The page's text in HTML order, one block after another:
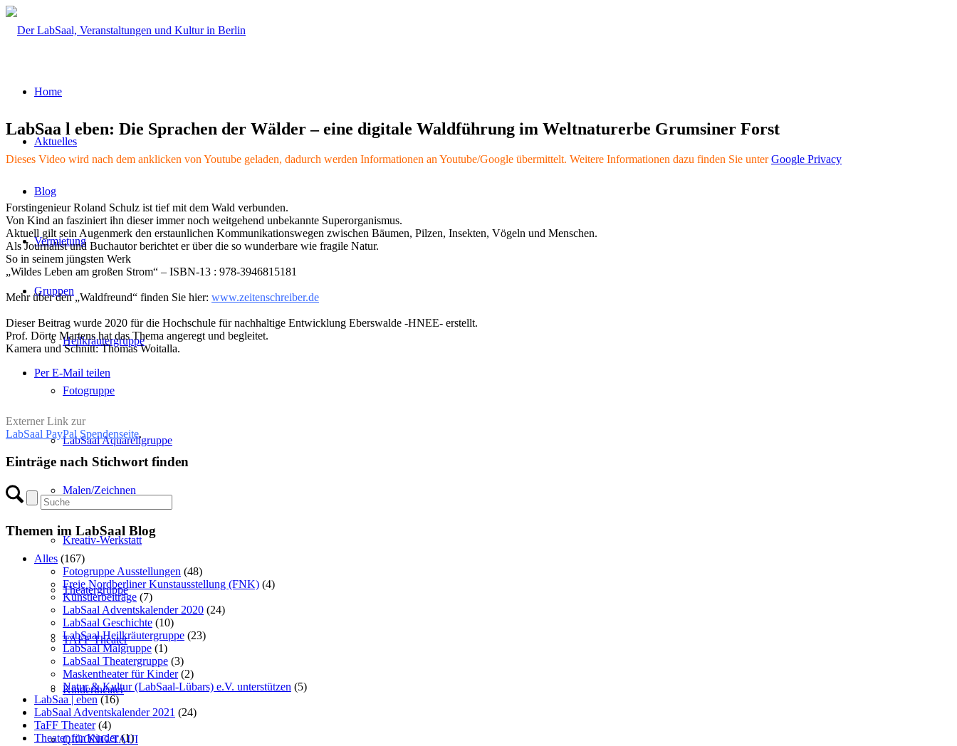
Home
Aktuelles
Blog
Vermietung
Gruppen
Heilkräutergruppe
Fotogruppe
LabSaal Aquarellgruppe
Malen/Zeichnen
Kreativ-Werkstatt
Theatergruppe
TAFF Theater
Kindertheater
QIGONG/TAIJI
LabSaa l eben: Die Sprachen der Wälder – eine digitale Waldführung im Weltnaturerbe Grumsiner Forst
Dieses Video wird nach dem anklicken von Youtube geladen, dadurch werden Informationen an Youtube/Google übermittelt. Weitere Informationen dazu finden Sie unter Google Privacy
Forstingenieur Roland Schulz ist tief mit dem Wald verbunden.
Von Kind an fasziniert ihn dieser immer noch weitgehend unbekannte Superorganismus.
Aktuell gilt sein Augenmerk den erstaunlichen Kommunikationswegen zwischen Bäumen, Pilzen, Insekten, Vögeln und Menschen.
Als Journalist und Buchautor berichtet er über die so wunderbare wie fragile Natur.
So in seinem jüngsten Werk
„Wildes Leben am großen Strom“ – ISBN-13 : 978-3946815181
Mehr über den „Waldfreund“ finden Sie hier: www.zeitenschreiber.de
Dieser Beitrag wurde 2020 für die Hochschule für nachhaltige Entwicklung Eberswalde -HNEE- erstellt.
Prof. Dörte Martens hat das Thema angeregt und begleitet.
Kamera und Schnitt: Thomas Woitalla.
Per E-Mail teilen
Externer Link zur
LabSaal PayPal Spendenseite.
Einträge nach Stichwort finden
Themen im LabSaal Blog
Alles (167)
Fotogruppe Ausstellungen (48)
Freie Nordberliner Kunstausstellung (FNK) (4)
Künstlerbeiträge (7)
LabSaal Adventskalender 2020 (24)
LabSaal Geschichte (10)
LabSaal Heilkräutergruppe (23)
LabSaal Malgruppe (1)
LabSaal Theatergruppe (3)
Maskentheater für Kinder(2)
Natur & Kultur (LabSaal-Lübars) e.V. unterstützen (5)
LabSaa | eben (16)
LabSaal Adventskalender 2021 (24)
TaFF Theater(4)
Theater für Kinder(1)